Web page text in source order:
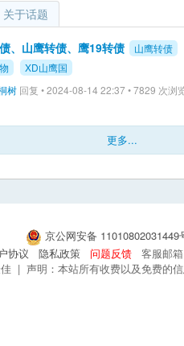
关于话题
、山鹰转债、鹰19转债
山鹰转债
XD山鹰国
树 回复 • 2024-08-14 22:37 • 7829 次浏
更多...
京公网安备
协议
隐私政策 问题反馈
客服邮
| 声明：本站所有收费以及免费的